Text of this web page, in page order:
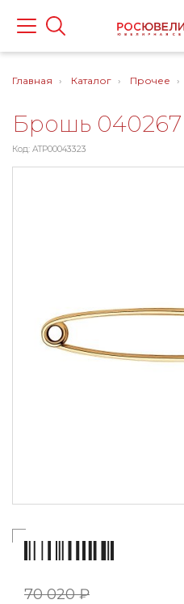
Главная Каталог Прочее
Брошь 040267
Код: ATP00043323
70 020 ₽